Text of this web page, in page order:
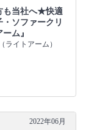
も当社へ★快適
ソファークリ
ム』
ライトアーム）
2022年06月